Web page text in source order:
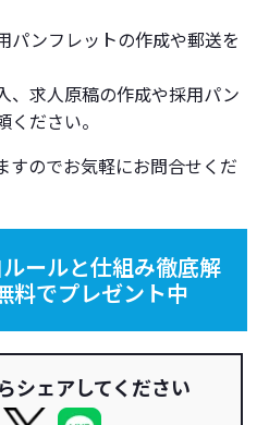
パンフレットの作成や郵送を
、求人原稿の作成や採用パン
ださい。
すのでお気軽にお問合せくだ
ルールと仕組み徹底解
料でプレゼント中
シェアしてください